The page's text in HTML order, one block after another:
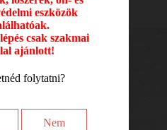
eszközök
csak szakmai
ajánlott!
folytatni?
Nem
idő:
- 17.00
- 17.00